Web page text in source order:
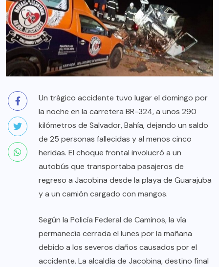
Un trágico accidente tuvo lugar el domingo por
la noche en la carretera BR-324, a unos 290
kilómetros de Salvador, Bahía, dejando un saldo
de 25 personas fallecidas y al menos cinco
heridas. El choque frontal involucró a un
autobús que transportaba pasajeros de
regreso a Jacobina desde la playa de Guarajuba
y a un camión cargado con mangos.
Según la Policía Federal de Caminos, la vía
permanecía cerrada el lunes por la mañana
debido a los severos daños causados por el
accidente. La alcaldía de Jacobina, destino final